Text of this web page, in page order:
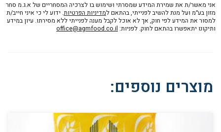
אני מאשר/ת את שמירת המידע שמסרתי ושימוש בו לצרכיה המסחריים של א.ג.מ סחר
מזון בע״מ ועל מנת להשיב לפנייתי, בהתאם למדיניות הפרטיות. ידוע לי כי איני חייב/ת
למסור את המידע לפי חוק, אך לא אוכל לקבל מענה לפנייתי ללא מסירתו. עיון במידע
ותיקונו יתאפשרו בהתאם לחוק. לפניות: office@agmfood.co.il
מוצרים נוספים: